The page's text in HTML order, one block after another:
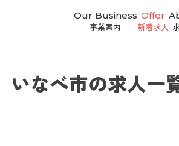
Our Business
事業案内
Offer
新着求人
いなべ市の求人一